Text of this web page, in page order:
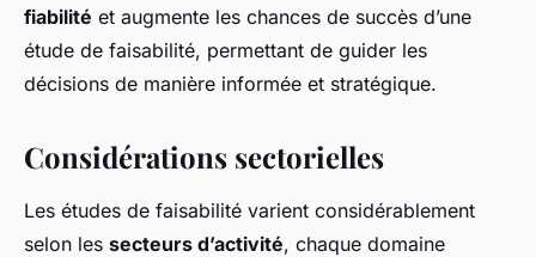
fiabilité et augmente les chances de succès d’une
étude de faisabilité, permettant de guider les
décisions de manière informée et stratégique.
Considérations sectorielles
Les études de faisabilité varient considérablement
selon les secteurs d’activité, chaque domaine